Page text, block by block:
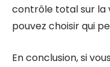
contrôle total sur la
pouvez choisir qui
En conclusion, si